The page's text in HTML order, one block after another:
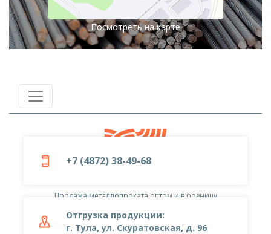
Посмотреть на карте
+7 (4872) 38-49-68
Отгрузка продукции:
г. Тула, ул. Скуратовская, д. 96
Продажа металлопроката оптом и в розницу